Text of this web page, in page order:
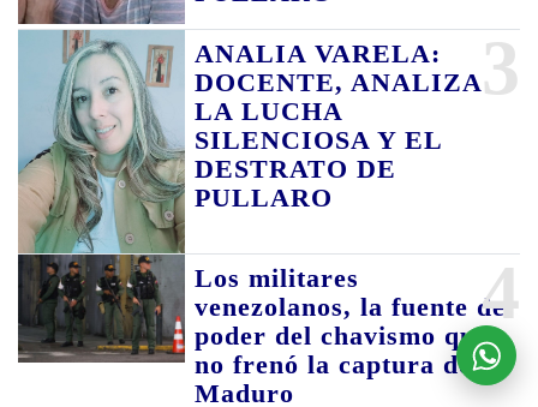
3
ANALIA VARELA:
DOCENTE, ANALIZA
LA LUCHA
SILENCIOSA Y EL
DESTRATO DE
PULLARO
4
Los militares
venezolanos, la fuente de
poder del chavismo que
no frenó la captura de
Maduro